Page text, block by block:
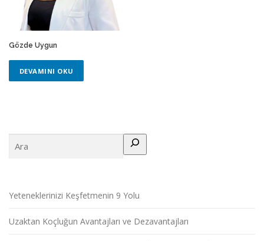
Gözde Uygun
DEVAMINI OKU
Yeteneklerinizi Keşfetmenin 9 Yolu
Uzaktan Koçluğun Avantajları ve Dezavantajları